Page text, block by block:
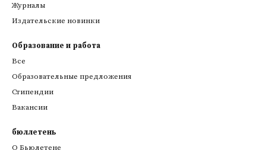
Журналы
Издательские новинки
Образование и работа
Все
Образовательные предложения
Стипендии
Вакансии
бюллетень
О Бьюлетене